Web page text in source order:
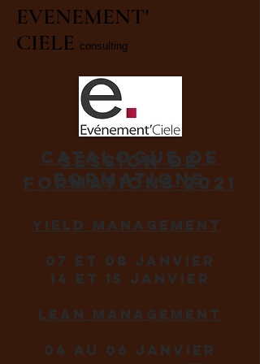
EVENEMENT'
CIELE consulting
Session de
formations 2021
yield Management
07 et 08 Janvier
14 et 15 Janvier
LEAN Management
04 au 06 Janvier
catalogue de
formations